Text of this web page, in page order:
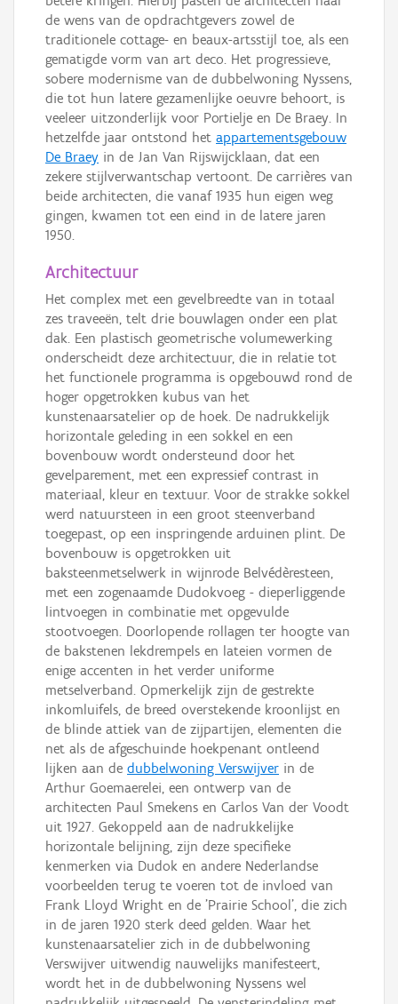
de wens van de opdrachtgevers zowel de
traditionele cottage- en beaux-artsstijl toe, als een
gematigde vorm van art deco. Het progressieve,
sobere modernisme van de dubbelwoning Nyssens,
die tot hun latere gezamenlijke oeuvre behoort, is
veeleer uitzonderlijk voor Portielje en De Braey. In
hetzelfde jaar ontstond het appartementsgebouw
De Braey in de Jan Van Rijswijcklaan, dat een
zekere stijlverwantschap vertoont. De carrières van
beide architecten, die vanaf 1935 hun eigen weg
gingen, kwamen tot een eind in de latere jaren
1950.
Architectuur
Het complex met een gevelbreedte van in totaal
zes traveeën, telt drie bouwlagen onder een plat
dak. Een plastisch geometrische volumewerking
onderscheidt deze architectuur, die in relatie tot
het functionele programma is opgebouwd rond de
hoger opgetrokken kubus van het
kunstenaarsatelier op de hoek. De nadrukkelijk
horizontale geleding in een sokkel en een
bovenbouw wordt ondersteund door het
gevelparement, met een expressief contrast in
materiaal, kleur en textuur. Voor de strakke sokkel
werd natuursteen in een groot steenverband
toegepast, op een inspringende arduinen plint. De
bovenbouw is opgetrokken uit
baksteenmetselwerk in wijnrode Belvédèresteen,
met een zogenaamde Dudokvoeg - dieperliggende
lintvoegen in combinatie met opgevulde
stootvoegen. Doorlopende rollagen ter hoogte van
de bakstenen lekdrempels en lateien vormen de
enige accenten in het verder uniforme
metselverband. Opmerkelijk zijn de gestrekte
inkomluifels, de breed overstekende kroonlijst en
de blinde attiek van de zijpartijen, elementen die
net als de afgeschuinde hoekpenant ontleend
lijken aan de dubbelwoning Verswijver in de
Arthur Goemaerelei, een ontwerp van de
architecten Paul Smekens en Carlos Van der Voodt
uit 1927. Gekoppeld aan de nadrukkelijke
horizontale belijning, zijn deze specifieke
kenmerken via Dudok en andere Nederlandse
voorbeelden terug te voeren tot de invloed van
Frank Lloyd Wright en de 'Prairie School', die zich
in de jaren 1920 sterk deed gelden. Waar het
kunstenaarsatelier zich in de dubbelwoning
Verswijver uitwendig nauwelijks manifesteert,
wordt het in de dubbelwoning Nyssens wel